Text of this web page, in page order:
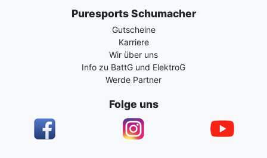
Puresports Schumacher
Gutscheine
Karriere
Wir über uns
Info zu BattG und ElektroG
Werde Partner
Folge uns